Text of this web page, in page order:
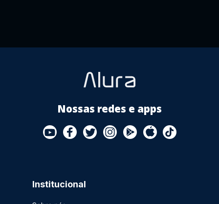
Nossas redes e apps
Institucional